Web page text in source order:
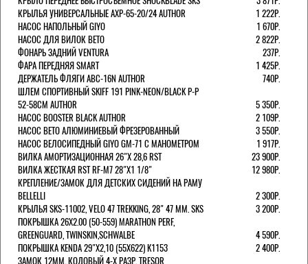
КРЫЛЬЯ УНИВЕРСАЛЬНЫЕ AXP-65-20/24 AUTHOR
1 222Р.
НАСОС НАПОЛЬНЫЙ GIYO
1 670Р.
НАСОС ДЛЯ ВИЛОК ВЕТО
2 822Р.
ФОНАРЬ ЗАДНИЙ VENTURA
237Р.
ФАРА ПЕРЕДНЯЯ SMART
1 425Р.
ДЕРЖАТЕЛЬ ФЛЯГИ ABC-16N AUTHOR
740Р.
ШЛЕМ СПОРТИВНЫЙ SKIFF 191 PINK-NEON/BLACK Р-Р
52-58СМ AUTHOR
5 350Р.
НАСОС BOOSTER BLACK AUTHOR
2 109Р.
НАСОС BETO АЛЮМИНИЕВЫЙ ФРЕЗЕРОВАННЫЙ
3 550Р.
НАСОС ВЕЛОСИПЕДНЫЙ GIYO GM-71 С МАНОМЕТРОМ
1 917Р.
ВИЛКА АМОРТИЗАЦИОННАЯ 26"Х 28,6 RST
23 900Р.
ВИЛКА ЖЕСТКАЯ RST RF-M7 28"Х1 1/8"
12 980Р.
КРЕПЛЕНИЕ/ЗАМОК ДЛЯ ДЕТСКИХ СИДЕНИЙ НА РАМУ
BELLELLI
2 300Р.
КРЫЛЬЯ SKS-11002, VELO 47 TREKKING, 28" 47 ММ. SKS
3 200Р.
ПОКРЫШКА 26X2.00 (50-559) MARATHON PERF,
GREENGUARD, TWINSKIN,SCHWALBE
4 590Р.
ПОКРЫШКА KENDA 29"Х2,10 (55X622) K1153
2 400Р.
ЗАМОК 12ММ, КОДОВЫЙ 4-Х РАЗР, TRESOR